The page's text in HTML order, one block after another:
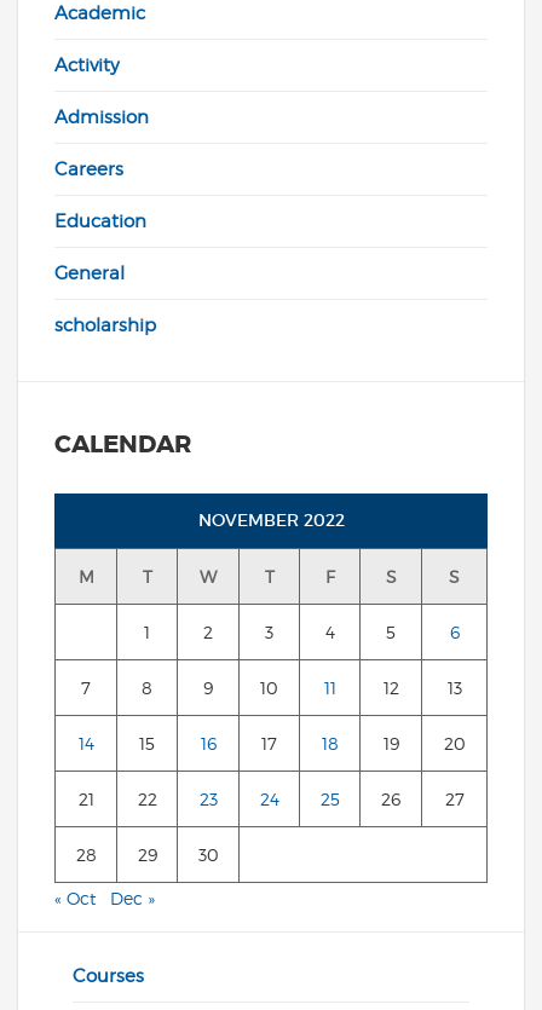
Academic
Activity
Admission
Careers
Education
General
scholarship
CALENDAR
NOVEMBER 2022
M T W T F S S
1 2 3 4 5 6
7 8 9 10 11 12 13
14 15 16 17 18 19 20
21 22 23 24 25 26 27
28 29 30
« Oct Dec »
Courses